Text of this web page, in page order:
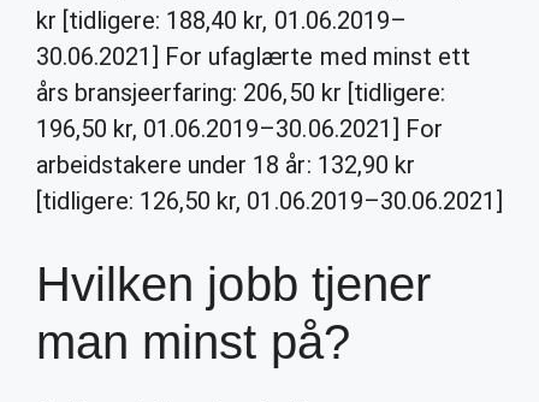
kr [tidligere: 188,40 kr, 01.06.2019–
30.06.2021] For ufaglærte med minst ett
års bransjeerfaring: 206,50 kr [tidligere:
196,50 kr, 01.06.2019–30.06.2021] For
arbeidstakere under 18 år: 132,90 kr
[tidligere: 126,50 kr, 01.06.2019–30.06.2021]
Hvilken jobb tjener
man minst på?